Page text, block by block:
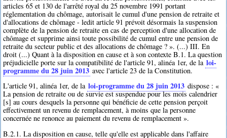
articles 65 et 130 de l'arrêté royal du 25 novembre 1991 portant
réglementation du chômage, autorisait le cumul d'une pension de retraite et
d'allocations de chômage - ledit article 91 prévoit désormais la suspension
complète de la pension de retraite en cas de perception d'une allocation de
chômage et supprime ainsi toute possibilité de cumul entre une pension de
retraite du secteur public et des allocations de chômage ? ». (...) III. En
droit (...) Quant à la disposition en cause et à son contexte B.1. La question
préjudicielle porte sur la compatibilité de l'article 91, alinéa 1er, de la loi-
programme du 28 juin 2013 avec l'article 23 de la Constitution.
L'article 91, alinéa 1er, de la loi-programme du 28 juin 2013 dispose : «
La pension de retraite ou de survie est suspendue pour les mois calendrier
[s] au cours desquels la personne qui bénéficie de cette pension perçoit
effectivement un revenu de remplacement, à moins que la personne
concernée ne renonce au paiement du revenu de remplacement ».
B.2.1. La disposition en cause, telle qu'elle est applicable dans l'affaire